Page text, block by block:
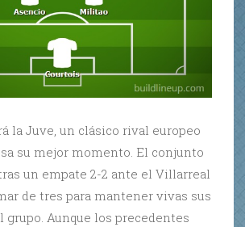
la Juve, un clásico rival europeo
su mejor momento. El conjunto
un empate 2-2 ante el Villarreal
de tres para mantener vivas sus
grupo. Aunque los precedentes